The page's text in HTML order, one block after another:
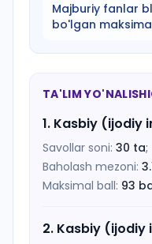
Majburiy fanlar
bo'lgan
TA'LIM
1. Kasbiy (ijodiy
Savollar soni: 30 ta;
Baholash mezoni:
Maksimal ball: 93
2. Kasbiy (ijodiy